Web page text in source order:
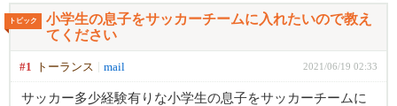
トピック
小学生の息子をサッカーチームに入れたいので教え
てください
#1 トーランス mail 2021/06/19 02:33
サッカー多少経験有りな小学生の息子をサッカーチームに